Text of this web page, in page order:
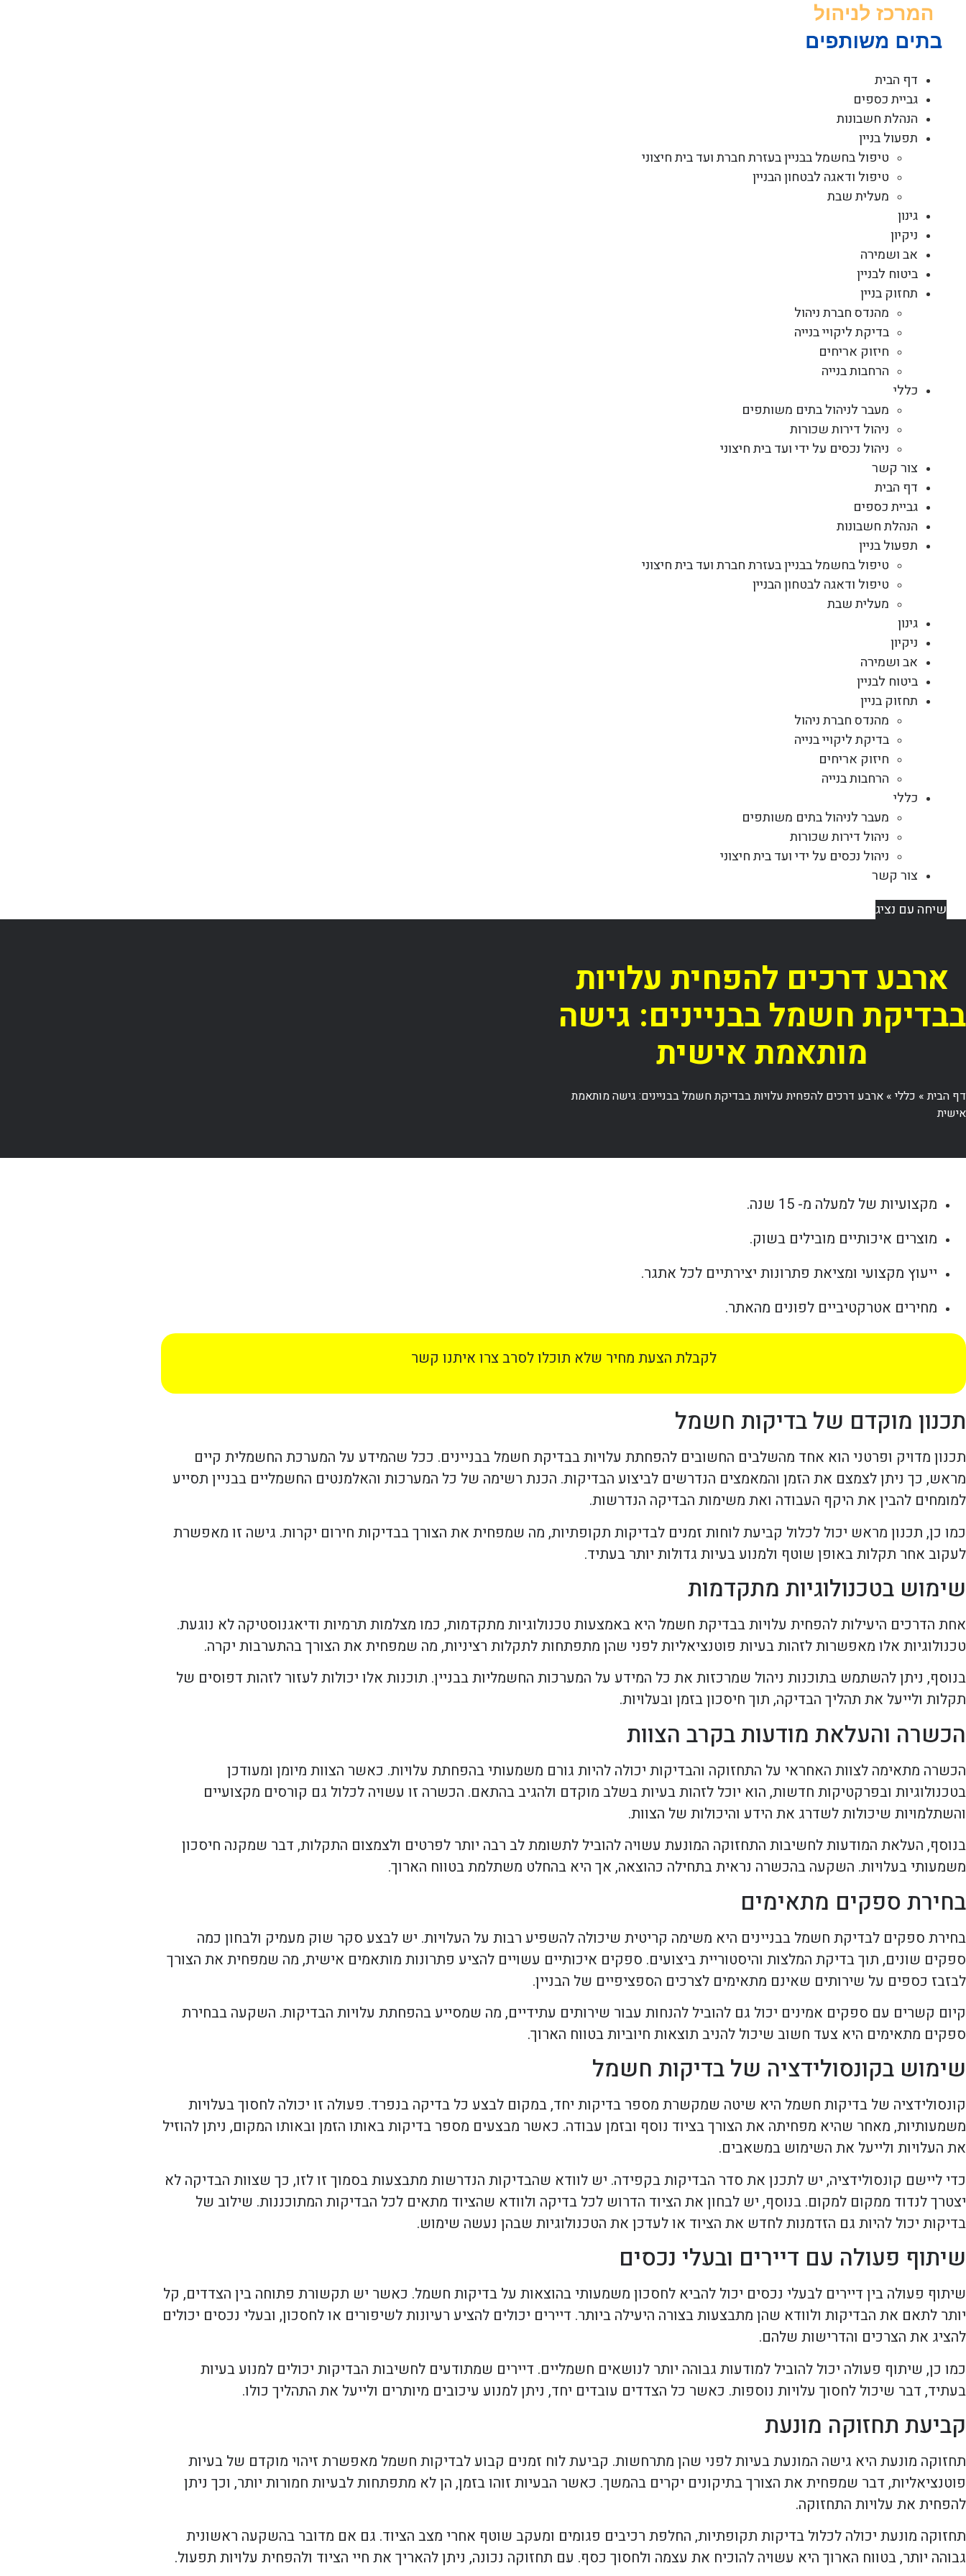
דף הבית
גביית כספים
הנהלת חשבונות
תפעול בניין
טיפול בחשמל בבניין בעזרת חברת ועד בית חיצוני
טיפול ודאגה לבטחון הבניין
מעלית שבת
גינון
ניקיון
אב ושמירה
ביטוח לבניין
תחזוק בניין
מהנדס חברת ניהול
בדיקת ליקויי בנייה
חיזוק אריחים
הרחבות בנייה
כללי
מעבר לניהול בתים משותפים
ניהול דירות שכורות
ניהול נכסים על ידי ועד בית חיצוני
צור קשר
דף הבית
גביית כספים
הנהלת חשבונות
תפעול בניין
טיפול בחשמל בבניין בעזרת חברת ועד בית חיצוני
טיפול ודאגה לבטחון הבניין
מעלית שבת
גינון
ניקיון
אב ושמירה
ביטוח לבניין
תחזוק בניין
מהנדס חברת ניהול
בדיקת ליקויי בנייה
חיזוק אריחים
הרחבות בנייה
כללי
מעבר לניהול בתים משותפים
ניהול דירות שכורות
ניהול נכסים על ידי ועד בית חיצוני
צור קשר
שיחה עם נציג
ארבע דרכים להפחית עלויות
בבדיקת חשמל בבניינים: גישה
מותאמת אישית
דף הבית» כללי » ארבע דרכים להפחית עלויות בבדיקת חשמל בבניינים: גישה מותאמת
אישית
מקצועיות של למעלה מ- 15 שנה.
מוצרים איכותיים מובילים בשוק.
ייעוץ מקצועי ומציאת פתרונות יצירתיים לכל אתגר.
מחירים אטרקטיביים לפונים מהאתר.
לקבלת הצעת מחיר שלא תוכלו לסרב צרו איתנו קשר
תכנון מוקדם של בדיקות חשמל
תכנון מדויק ופרטני הוא אחד מהשלבים החשובים להפחתת עלויות בבדיקת חשמל בבניינים. ככל שהמידע על המערכת החשמלית קיים
מראש, כך ניתן לצמצם את הזמן והמאמצים הנדרשים לביצוע הבדיקות. הכנת רשימה של כל המערכות והאלמנטים החשמליים בבניין תסייע
למומחים להבין את היקף העבודה ואת משימות הבדיקה הנדרשות.
כמו כן, תכנון מראש יכול לכלול קביעת לוחות זמנים לבדיקות תקופתיות, מה שמפחית את הצורך בבדיקות חירום יקרות. גישה זו מאפשרת
לעקוב אחר תקלות באופן שוטף ולמנוע בעיות גדולות יותר בעתיד.
שימוש בטכנולוגיות מתקדמות
אחת הדרכים היעילות להפחית עלויות בבדיקת חשמל היא באמצעות טכנולוגיות מתקדמות, כמו מצלמות תרמיות ודיאגנוסטיקה לא נוגעת.
טכנולוגיות אלו מאפשרות לזהות בעיות פוטנציאליות לפני שהן מתפתחות לתקלות רציניות, מה שמפחית את הצורך בהתערבות יקרה.
בנוסף, ניתן להשתמש בתוכנות ניהול שמרכזות את כל המידע על המערכות החשמליות בבניין. תוכנות אלו יכולות לעזור לזהות דפוסים של
תקלות ולייעל את תהליך הבדיקה, תוך חיסכון בזמן ובעלויות.
הכשרה והעלאת מודעות בקרב הצוות
הכשרה מתאימה לצוות האחראי על התחזוקה והבדיקות יכולה להיות גורם משמעותי בהפחתת עלויות. כאשר הצוות מיומן ומעודכן
בטכנולוגיות ובפרקטיקות חדשות, הוא יוכל לזהות בעיות בשלב מוקדם ולהגיב בהתאם. הכשרה זו עשויה לכלול גם קורסים מקצועיים
והשתלמויות שיכולות לשדרג את הידע והיכולות של הצוות.
בנוסף, העלאת המודעות לחשיבות התחזוקה המונעת עשויה להוביל לתשומת לב רבה יותר לפרטים ולצמצום התקלות, דבר שמקנה חיסכון
משמעותי בעלויות. השקעה בהכשרה נראית בתחילה כהוצאה, אך היא בהחלט משתלמת בטווח הארוך.
בחירת ספקים מתאימים
בחירת ספקים לבדיקת חשמל בבניינים היא משימה קריטית שיכולה להשפיע רבות על העלויות. יש לבצע סקר שוק מעמיק ולבחון כמה
ספקים שונים, תוך בדיקת המלצות והיסטוריית ביצועים. ספקים איכותיים עשויים להציע פתרונות מותאמים אישית, מה שמפחית את הצורך
לבזבז כספים על שירותים שאינם מתאימים לצרכים הספציפיים של הבניין.
קיום קשרים עם ספקים אמינים יכול גם להוביל להנחות עבור שירותים עתידיים, מה שמסייע בהפחתת עלויות הבדיקות. השקעה בבחירת
ספקים מתאימים היא צעד חשוב שיכול להניב תוצאות חיוביות בטווח הארוך.
שימוש בקונסולידציה של בדיקות חשמל
קונסולידציה של בדיקות חשמל היא שיטה שמקשרת מספר בדיקות יחד, במקום לבצע כל בדיקה בנפרד. פעולה זו יכולה לחסוך בעלויות
משמעותיות, מאחר שהיא מפחיתה את הצורך בציוד נוסף ובזמן עבודה. כאשר מבצעים מספר בדיקות באותו הזמן ובאותו המקום, ניתן להוזיל
את העלויות ולייעל את השימוש במשאבים.
כדי ליישם קונסולידציה, יש לתכנן את סדר הבדיקות בקפידה. יש לוודא שהבדיקות הנדרשות מתבצעות בסמוך זו לזו, כך שצוות הבדיקה לא
יצטרך לנדוד ממקום למקום. בנוסף, יש לבחון את הציוד הדרוש לכל בדיקה ולוודא שהציוד מתאים לכל הבדיקות המתוכננות. שילוב של
בדיקות יכול להיות גם הזדמנות לחדש את הציוד או לעדכן את הטכנולוגיות שבהן נעשה שימוש.
שיתוף פעולה עם דיירים ובעלי נכסים
שיתוף פעולה בין דיירים לבעלי נכסים יכול להביא לחסכון משמעותי בהוצאות על בדיקות חשמל. כאשר יש תקשורת פתוחה בין הצדדים, קל
יותר לתאם את הבדיקות ולוודא שהן מתבצעות בצורה היעילה ביותר. דיירים יכולים להציע רעיונות לשיפורים או לחסכון, ובעלי נכסים יכולים
להציג את הצרכים והדרישות שלהם.
כמו כן, שיתוף פעולה יכול להוביל למודעות גבוהה יותר לנושאים חשמליים. דיירים שמתודעים לחשיבות הבדיקות יכולים למנוע בעיות
בעתיד, דבר שיכול לחסוך עלויות נוספות. כאשר כל הצדדים עובדים יחד, ניתן למנוע עיכובים מיותרים ולייעל את התהליך כולו.
קביעת תחזוקה מונעת
תחזוקה מונעת היא גישה המונעת בעיות לפני שהן מתרחשות. קביעת לוח זמנים קבוע לבדיקות חשמל מאפשרת זיהוי מוקדם של בעיות
פוטנציאליות, דבר שמפחית את הצורך בתיקונים יקרים בהמשך. כאשר הבעיות זוהו בזמן, הן לא מתפתחות לבעיות חמורות יותר, וכך ניתן
להפחית את עלויות התחזוקה.
תחזוקה מונעת יכולה לכלול בדיקות תקופתיות, החלפת רכיבים פגומים ומעקב שוטף אחרי מצב הציוד. גם אם מדובר בהשקעה ראשונית
גבוהה יותר, בטווח הארוך היא עשויה להוכיח את עצמה ולחסוך כסף. עם תחזוקה נכונה, ניתן להאריך את חיי הציוד ולהפחית עלויות תפעול.